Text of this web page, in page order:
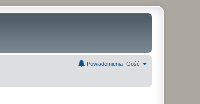
Gość
Powiadomienia